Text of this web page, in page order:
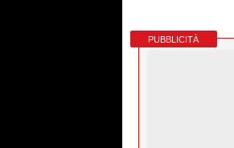
PUBBLICITÀ